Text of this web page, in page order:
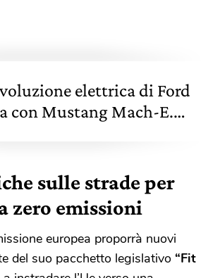
elettrica di Ford
con Mustang Mach-E.
sulle strade per
zero emissioni
europea proporrà nuovi
del suo pacchetto legislativo “Fit